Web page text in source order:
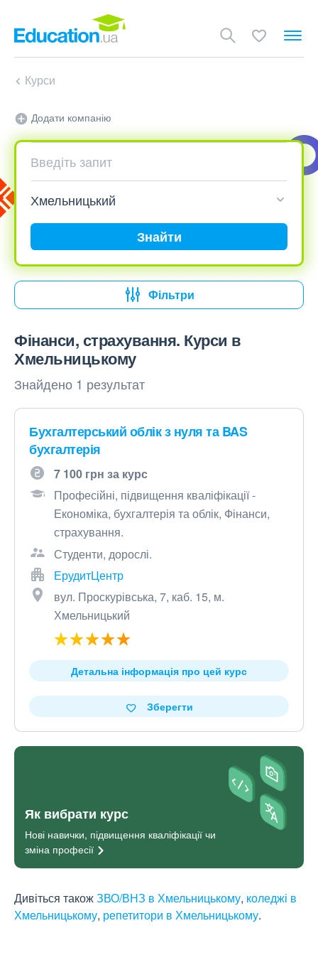
Курси
Додати компанію
Знайти
Фільтри
Фінанси, страхування. Курси в
Хмельницькому
Знайдено 1 результат
Бухгалтерський облік з нуля та BAS
бухгалтерія
7 100 грн за курс
Професійні, підвищення кваліфікації -
Економіка, бухгалтерія та облік, Фінанси,
страхування.
Студенти, дорослі.
ЕрудитЦентр
вул. Проскурівська, 7, каб. 15, м.
Хмельницький
Детальна інформація про цей курс
Зберегти
Як вибрати курс
Нові навички, підвищення кваліфікації чи
зміна професії
Дивіться такожЗВО/ВНЗ в Хмельницькому, коледжі в
Хмельницькому, репетитори в Хмельницькому.